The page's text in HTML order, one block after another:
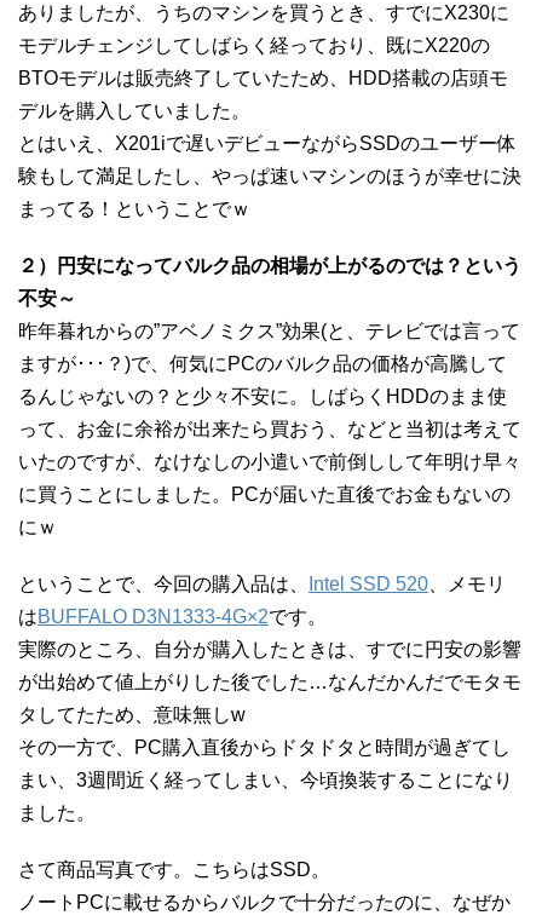
ありましたが、うちのマシンを買うとき、すでにX230に
モデルチェンジしてしばらく経っており、既にX220の
BTOモデルは販売終了していたため、HDD搭載の店頭モ
デルを購入していました。
とはいえ、X201iで遅いデビューながらSSDのユーザー体
験もして満足したし、やっぱ速いマシンのほうが幸せに決
まってる！ということでｗ
２）円安になってバルク品の相場が上がるのでは？という
不安～
昨年暮れからの”アベノミクス”効果(と、テレビでは言って
ますが･･･？)で、何気にPCのバルク品の価格が高騰して
るんじゃないの？と少々不安に。しばらくHDDのまま使
って、お金に余裕が出来たら買おう、などと当初は考えて
いたのですが、なけなしの小遣いで前倒しして年明け早々
に買うことにしました。PCが届いた直後でお金もないの
にｗ
ということで、今回の購入品は、 Intel SSD 520 、メモリ
はBUFFALO D3N1333-4G×2です。
実際のところ、自分が購入したときは、すでに円安の影響
が出始めて値上がりした後でした…なんだかんだでモタモ
タしてたため、意味無しw
その一方で、PC購入直後からドタドタと時間が過ぎてし
まい、3週間近く経ってしまい、今頃換装することになり
ました。
さて商品写真です。こちらはSSD。
ノートPCに載せるからバルクで十分だったのに、なぜか